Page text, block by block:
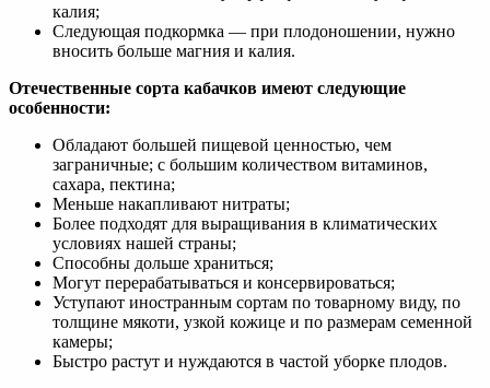
калия;
Следующая подкормка — при плодоношении, нужно
вносить больше магния и калия.
Отечественные сорта кабачков имеют следующие
особенности:
Обладают большей пищевой ценностью, чем
заграничные; с большим количеством витаминов,
сахара, пектина;
Меньше накапливают нитраты;
Более подходят для выращивания в климатических
условиях нашей страны;
Способны дольше храниться;
Могут перерабатываться и консервироваться;
Уступают иностранным сортам по товарному виду, по
толщине мякоти, узкой кожице и по размерам семенной
камеры;
Быстро растут и нуждаются в частой уборке плодов.